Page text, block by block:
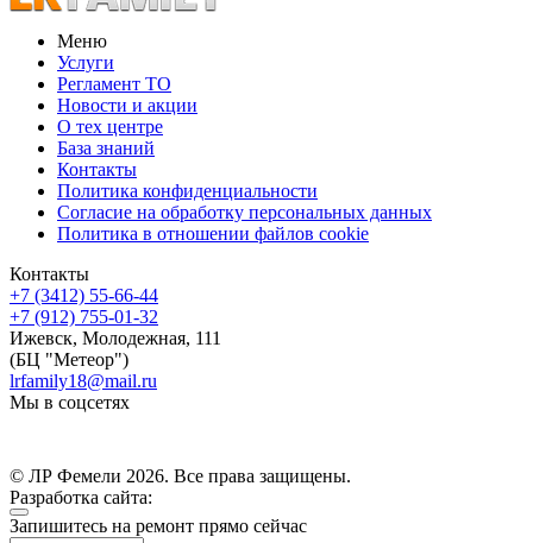
Меню
Услуги
Регламент ТО
Новости и акции
О тех центре
База знаний
Контакты
Политика конфиденциальности
Согласие на обработку персональных данных
Политика в отношении файлов cookie
Контакты
+7 (3412) 55-66-44
+7 (912) 755-01-32
Ижевск, Молодежная, 111
(БЦ "Метеор")
lrfamily18@mail.ru
Мы в соцсетях
© ЛР Фемели 2026. Все права защищены.
Разработка сайта:
Запишитесь на ремонт прямо сейчас